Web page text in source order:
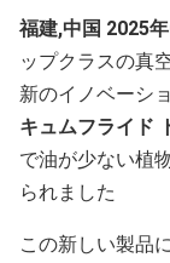
福建,中国 2025
ップクラスの真
新のイノベーシ
キュムフライド
で油が少ない植
られました
この新しい製品